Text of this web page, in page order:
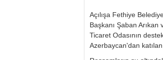
Açılışa Fethiye
Başkanı Şaban Arıkan
Ticaret Odasının
Azerbaycan'dan